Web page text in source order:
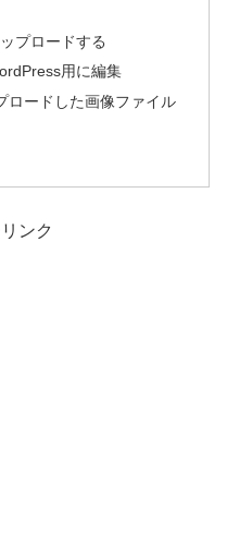
プロードする
用に編集
ロードした画像ファイル
ンク